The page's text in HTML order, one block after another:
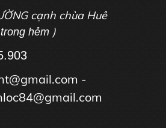
cạnh chùa Huê
hẻm )
-